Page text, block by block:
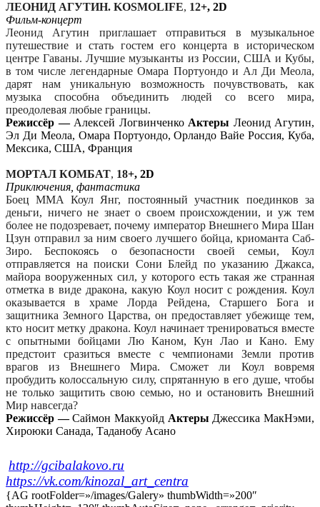
ЛЕОНИД АГУТИН. KOSMOLIFE, 12+, 2D
Фильм-концерт
Леонид Агутин приглашает отправиться в музыкальное
путешествие и стать гостем его концерта в историческом
центре Гаваны. Лучшие музыканты из России, США и Кубы,
в том числе легендарные Омара Портуондо и Ал Ди Меола,
дарят нам уникальную возможность почувствовать, как
музыка способна объединить людей со всего мира,
преодолевая любые границы.
Режиссёр — Алексей ЛогвинченкоАктеры Леонид Агутин,
Эл Ди Меола, Омара Портуондо, Орландо Вайе Россия, Куба,
Мексика, США, Франция
МОРТАЛ КОМБАТ, 18+, 2D
Приключения, фантастика
Боец MMA Коул Янг, постоянный участник поединков за
деньги, ничего не знает о своем происхождении, и уж тем
более не подозревает, почему император Внешнего Мира Шан
Цзун отправил за ним своего лучшего бойца, криоманта Саб-
Зиро. Беспокоясь о безопасности своей семьи, Коул
отправляется на поиски Сони Блейд по указанию Джакса,
майора вооруженных сил, у которого есть такая же странная
отметка в виде дракона, какую Коул носит с рождения. Коул
оказывается в храме Лорда Рейдена, Старшего Бога и
защитника Земного Царства, он предоставляет убежище тем,
кто носит метку дракона. Коул начинает тренироваться вместе
с опытными бойцами Лю Каном, Кун Лао и Кано. Ему
предстоит сразиться вместе с чемпионами Земли против
врагов из Внешнего Мира. Сможет ли Коул вовремя
пробудить колоссальную силу, спрятанную в его душе, чтобы
не только защитить свою семью, но и остановить Внешний
Мир навсегда?
Режиссёр —Саймон Маккуойд Актеры Джессика МакНэми,
Хироюки Санада, Таданобу Асано
http://gcibalakovo.ru
https://vk.com/kinozal_art_centra
{AG rootFolder=»/images/Galery» thumbWidth=»200″